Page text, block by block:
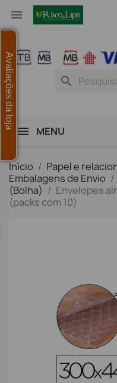

search
MENU
Início Papel e
Embalagens de Envio
(Bolha)
Envelopes
(packs com 10)
Avaliações da loja